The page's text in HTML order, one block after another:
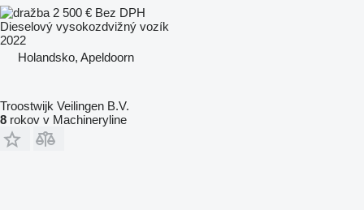
2 500 € Bez DPH
Dieselový vysokozdvižný vozík
2022
Holandsko, Apeldoorn
Troostwijk Veilingen B.V.
8 rokov v Machineryline